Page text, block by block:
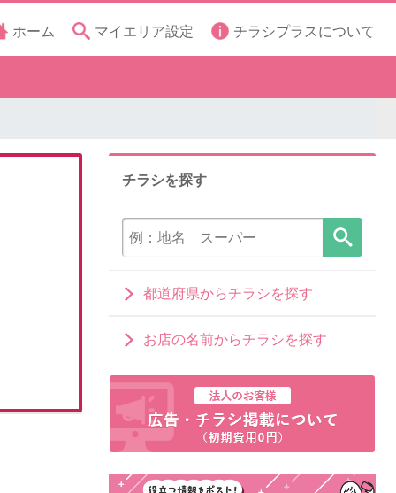
ホーム マイエリア設定 チラシプラスについて
チラシを探す
都道府県からチラシを探す
お店の名前からチラシを探す